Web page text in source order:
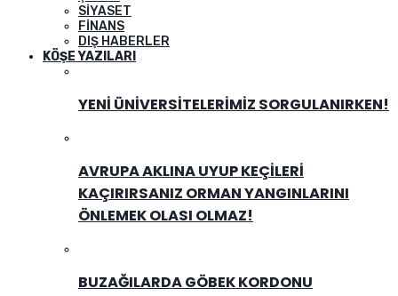
SIYASET
FINANS
DIŞ HABERLER
KÖŞE YAZILARI
YENI ÜNIVERSITELERIMIZ SORGULANIRKEN!
AVRUPA AKLINA UYUP KEÇILERI
KAÇIRIRSANIZ ORMAN YANGINLARINI
ÖNLEMEK OLASI OLMAZ!
BUZAĞILARDA GÖBEK KORDONU